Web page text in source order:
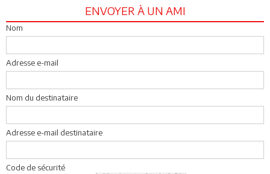
ENVOYER À UN AMI
Nom
Adresse e-mail
Nom du destinataire
Adresse e-mail destinataire
Code de sécurité